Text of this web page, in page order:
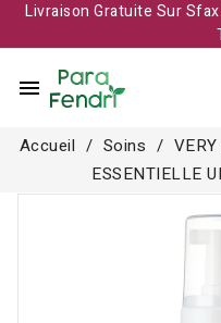
Livraison Gratuite Sur
menu
Accueil Soins
ESSENTIELLE